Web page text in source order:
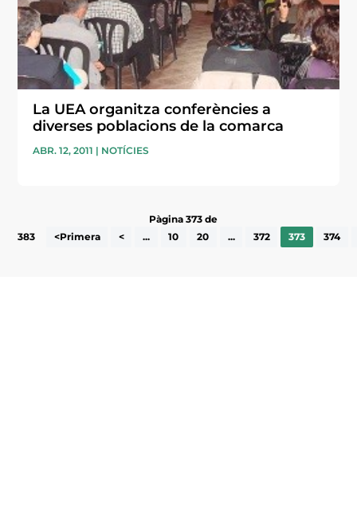
La UEA organitza conferències a
diverses poblacions de la comarca
ABR. 12, 2011 | NOTÍCIES
Pàgina 373 de
383
<Primera < ... 10 20 ... 372 373 374